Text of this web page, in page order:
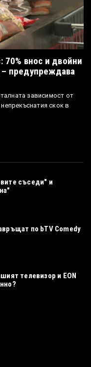
70% внос и двойни
– предупреждава
зависимост от
скок в
съседи" и
по bTV Comedy
телевизор и EON